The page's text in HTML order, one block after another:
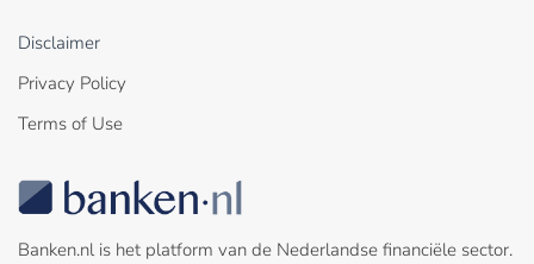
Disclaimer
Privacy Policy
Terms of Use
Banken.nl is het platform van de Nederlandse financiële sector.